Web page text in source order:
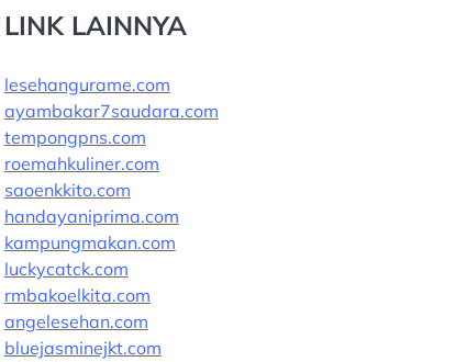
LINK LAINNYA
lesehangurame.com
ayambakar7saudara.com
tempongpns.com
roemahkuliner.com
saoenkkito.com
handayaniprima.com
kampungmakan.com
luckycatck.com
rmbakoelkita.com
angelesehan.com
bluejasminejkt.com